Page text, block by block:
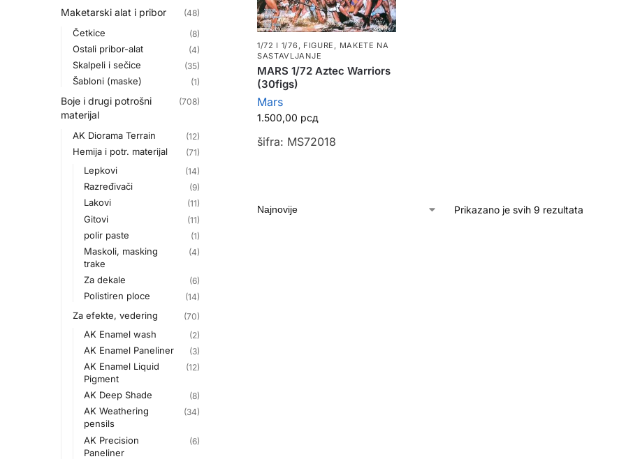
1/72 I 1/76 FIGURE
MAKETE NA
SASTAVLJANJE
MARS 1/72 Aztec Warriors
(30figs)
Mars
1.500,00 рсд
šifra: MS72018
Prikazano je svih 9 rezultata
Maketarski alat i pribor (48)
Četkice (8)
Ostali pribor-alat (4)
Skalpeli i sečice (35)
Šabloni (maske) (1)
Boje i drugi potrošni
materijal
(708)
AK Diorama Terrain (12)
Hemija i potr. materijal (71)
Lepkovi (14)
Razređivači (9)
Lakovi (11)
Gitovi (11)
polir paste (1)
Maskoli, masking
trake
(4)
Za dekale (6)
Polistiren ploce (14)
Za efekte, vedering (70)
AK Enamel wash (2)
AK Enamel Paneliner (3)
AK Enamel Liquid
Pigment
(12)
AK Deep Shade (8)
AK Weathering
pensils
(34)
AK Precision
Paneliner
(6)